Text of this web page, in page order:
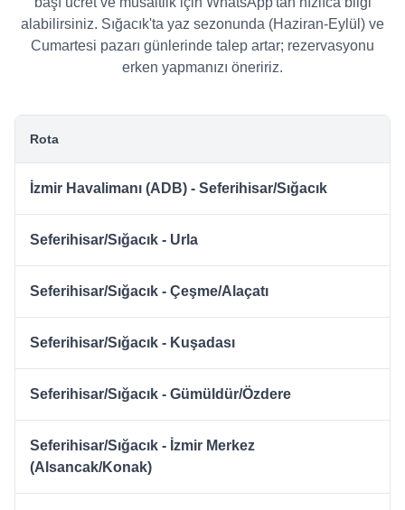
alabilirsiniz. Sığacık'ta yaz sezonunda (Haziran-Eylül) ve
Cumartesi pazarı günlerinde talep artar; rezervasyonu
erken yapmanızı öneririz.
Rota
İzmir Havalimanı (ADB) - Seferihisar/Sığacık
Seferihisar/Sığacık - Urla
Seferihisar/Sığacık - Çeşme/Alaçatı
Seferihisar/Sığacık - Kuşadası
Seferihisar/Sığacık - Gümüldür/Özdere
Seferihisar/Sığacık - İzmir Merkez
(Alsancak/Konak)